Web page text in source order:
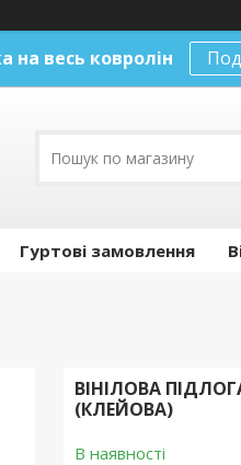
на весь ковролін
Гуртові замовлення
ВІНІЛОВА ПІДЛОГА
(КЛЕЙОВА)
В наявності